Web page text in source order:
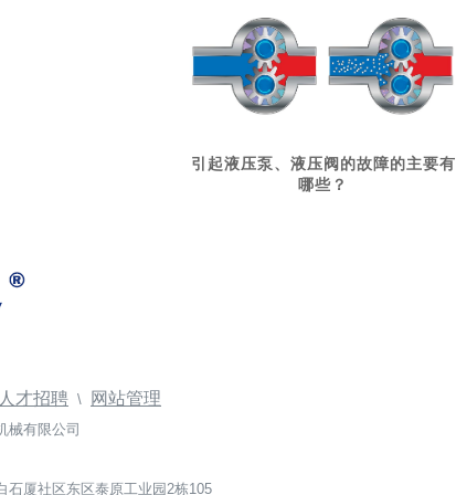
> 阅读详细资料
引起液压泵、液压阀的故障的主要有
哪些？
人才招聘 \ 网站管理
械有限公司
石厦社区东区泰原工业园2栋105